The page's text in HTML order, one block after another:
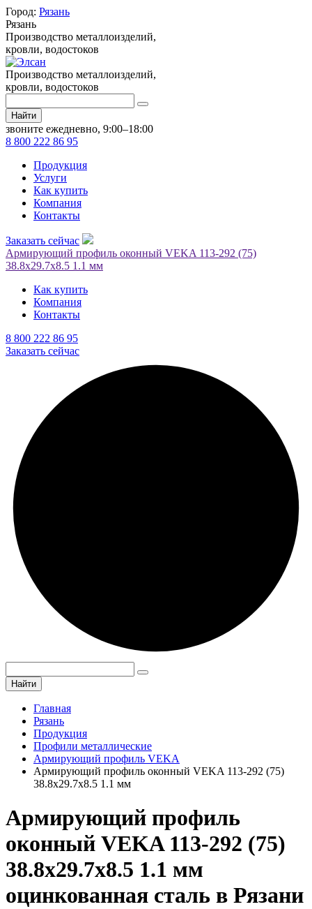
Город: Рязань
Рязань
Производство металлоизделий,
кровли, водостоков
Производство металлоизделий,
кровли, водостоков
Найти
звоните ежедневно, 9:00–18:00
8 800 222 86 95
Продукция
Услуги
Как купить
Компания
Контакты
Заказать сейчас
Армирующий профиль оконный VEKA 113-292 (75)
38.8х29.7х8.5 1.1 мм
Как купить
Компания
Контакты
8 800 222 86 95
Заказать сейчас
Найти
Главная
Рязань
Продукция
Профили металлические
Армирующий профиль VEKA
Армирующий профиль оконный VEKA 113-292 (75)
38.8х29.7х8.5 1.1 мм
Армирующий профиль
оконный VEKA 113-292 (75)
38.8х29.7х8.5 1.1 мм
оцинкованная сталь в Рязани